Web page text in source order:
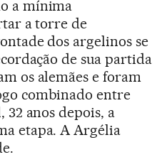
a mínima
a torre de
dos argelinos se
de sua partida
os alemães e foram
combinado entre
32 anos depois, a
etapa. A Argélia